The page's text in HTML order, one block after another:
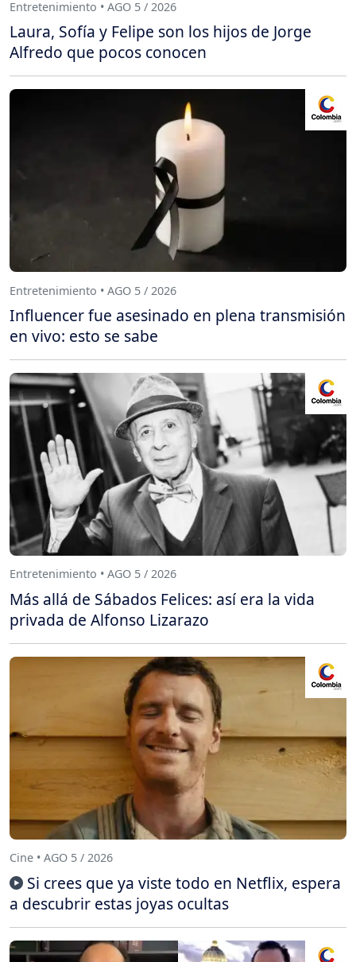
Entretenimiento • AGO 5 / 2026
Laura, Sofía y Felipe son los hijos de Jorge
Alfredo que pocos conocen
Entretenimiento • AGO 5 / 2026
Influencer fue asesinado en plena transmisión
en vivo: esto se sabe
Entretenimiento • AGO 5 / 2026
Más allá de Sábados Felices: así era la vida
privada de Alfonso Lizarazo
Cine • AGO 5 / 2026
Si crees que ya viste todo en Netflix, espera
a descubrir estas joyas ocultas